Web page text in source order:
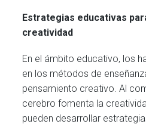
Estrategias educativas
creatividad
En el ámbito educativo, los
en los métodos de
pensamiento creativo. Al
cerebro fomenta la
pueden desarrollar